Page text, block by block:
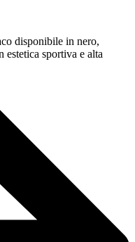
disponibile in nero,
sportiva e alta